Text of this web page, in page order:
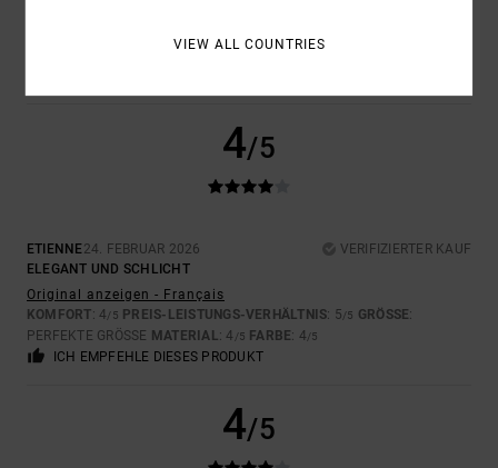
Original anzeigen - Português
4/5
ETIENNE24. FEBRUAR 2026
VERIFIZIERTER KAUF
ELEGANT UND SCHLICHT
Original anzeigen - Français
KOMFORT: 4/5 PREIS-LEISTUNGS-VERHÄLTNIS: 5/5 GRÖSSE :
PERFEKTE GRÖSSE MATERIAL: 4 /5 FARBE: 4/5
ICH EMPFEHLE DIESES PRODUKT
4/5
VIEW ALL COUNTRIES